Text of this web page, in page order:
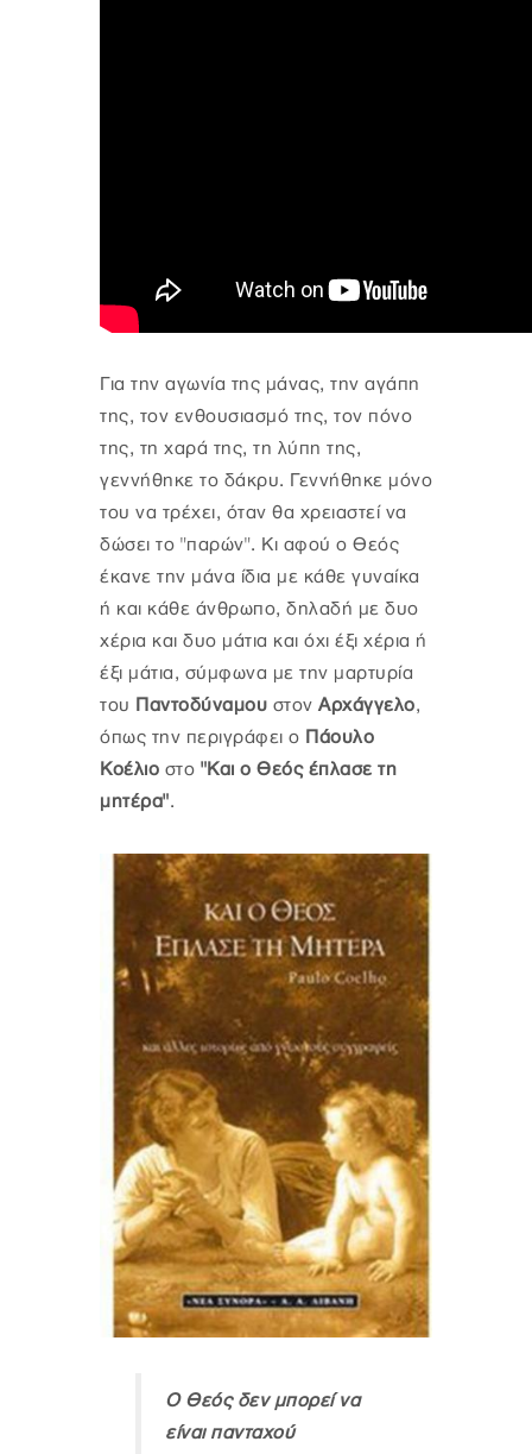
Για την αγωνία της μάνας, την αγάπη
της, τον ενθουσιασμό της, τον πόνο
της, τη χαρά της, τη λύπη της,
γεννήθηκε το δάκρυ. Γεννήθηκε μόνο
του να τρέχει, όταν θα χρειαστεί να
δώσει το "παρών". Κι αφού ο Θεός
έκανε την μάνα ίδια με κάθε γυναίκα
ή και κάθε άνθρωπο, δηλαδή με δυο
χέρια και δυο μάτια και όχι έξι χέρια ή
έξι μάτια, σύμφωνα με την μαρτυρία
του Παντοδύναμου στον Αρχάγγελο,
όπως την περιγράφει ο Πάουλο
Κοέλιο στο "Και ο Θεός έπλασε τη
μητέρα".
Ο Θεός δεν μπορεί να
είναι πανταχού